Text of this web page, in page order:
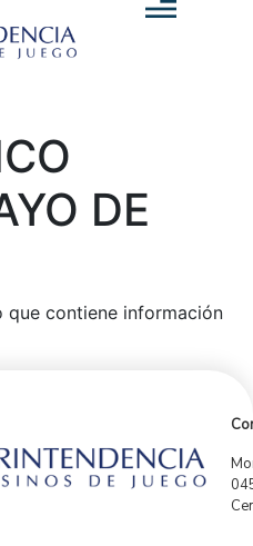
DE
que contiene información